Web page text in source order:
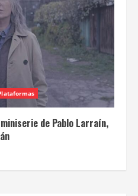
de Pablo Larraín,